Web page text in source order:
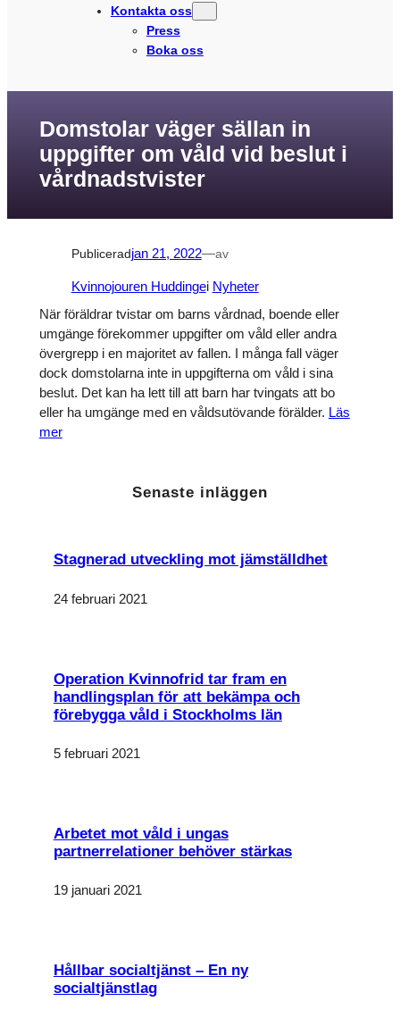
Kontakta oss
Press
Boka oss
Domstolar väger sällan in
uppgifter om våld vid beslut i
vårdnadstvister
Publiceradjan 21, 2022—av
Kvinnojouren Huddingei Nyheter
När föräldrar tvistar om barns vårdnad, boende eller
umgänge förekommer uppgifter om våld eller andra
övergrepp i en majoritet av fallen. I många fall väger
dock domstolarna inte in uppgifterna om våld i sina
beslut. Det kan ha lett till att barn har tvingats att bo
eller ha umgänge med en våldsutövande förälder. Läs
mer
Senaste inläggen
Stagnerad utveckling mot jämställdhet
24 februari 2021
Operation Kvinnofrid tar fram en
handlingsplan för att bekämpa och
förebygga våld i Stockholms län
5 februari 2021
Arbetet mot våld i ungas
partnerrelationer behöver stärkas
19 januari 2021
Hållbar socialtjänst – En ny
socialtjänstlag